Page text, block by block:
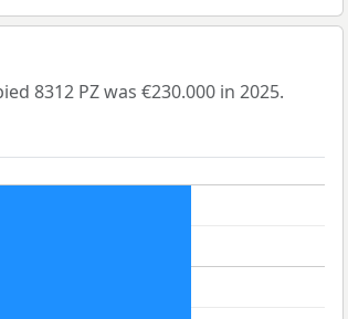
8312 PZ was €230.000 in 2025.